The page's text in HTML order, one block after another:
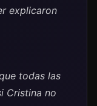
explicaron
todas las
Cristina no